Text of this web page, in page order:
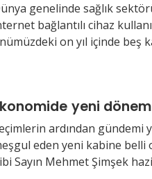
genelinde sağlık
bağlantılı cihaz
on yıl içinde beş
yeni dönem
ardından gündemi
eden yeni kabine belli
Sayın Mehmet Şimşek